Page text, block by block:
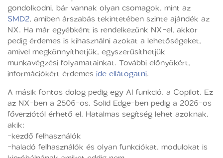
gondolkodni, bár vannak olyan csomagok, mint az
SMD2, amiben árszabás tekintetében szinte ajándék az
NX. Ha már egyébként is rendelkezünk NX-el, akkor
pedig érdemes is kihasználni azokat a lehetőségeket,
amivel megkönnyíthetjük, egyszerűsíthetjük
munkavégzési folyamatainkat. További előnyökért,
információkért érdemes ide ellátogatni.
A másik fontos dolog pedig egy AI funkció, a Copilot. Ez
az NX-ben a 2506-os, Solid Edge-ben pedig a 2026-os
főverziótól érhető el. Hatalmas segítség lehet azoknak,
akik:
-kezdő felhasználók
-haladó felhasználók és olyan funkciókat, modulokat is